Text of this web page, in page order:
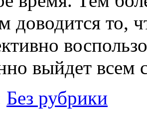
доводится то,
выйдет
Без рубрики